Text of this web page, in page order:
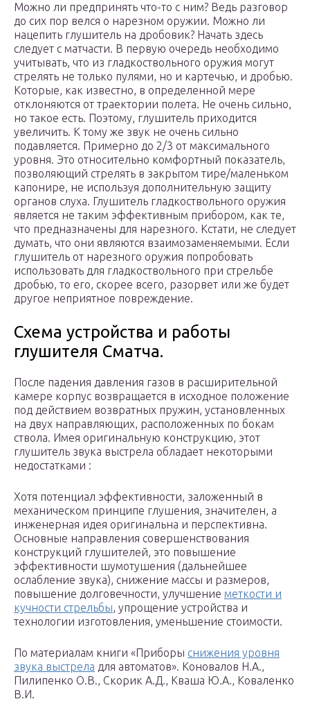
Можно ли предпринять что-то с ним? Ведь разговор
до сих пор велся о нарезном оружии. Можно ли
нацепить глушитель на дробовик? Начать здесь
следует с матчасти. В первую очередь необходимо
учитывать, что из гладкоствольного оружия могут
стрелять не только пулями, но и картечью, и дробью.
Которые, как известно, в определенной мере
отклоняются от траектории полета. Не очень сильно,
но такое есть. Поэтому, глушитель приходится
увеличить. К тому же звук не очень сильно
подавляется. Примерно до 2/3 от максимального
уровня. Это относительно комфортный показатель,
позволяющий стрелять в закрытом тире/маленьком
капонире, не используя дополнительную защиту
органов слуха. Глушитель гладкоствольного оружия
является не таким эффективным прибором, как те,
что предназначены для нарезного. Кстати, не следует
думать, что они являются взаимозаменяемыми. Если
глушитель от нарезного оружия попробовать
использовать для гладкоствольного при стрельбе
дробью, то его, скорее всего, разорвет или же будет
другое неприятное повреждение.
Схема устройства и работы
глушителя Сматча.
После падения давления газов в расширительной
камере корпус возвращается в исходное положение
под действием возвратных пружин, установленных
на двух направляющих, расположенных по бокам
ствола. Имея оригинальную конструкцию, этот
глушитель звука выстрела обладает некоторыми
недостатками :
Хотя потенциал эффективности, заложенный в
механическом принципе глушения, значителен, а
инженерная идея оригинальна и перспективна.
Основные направления совершенствования
конструкций глушителей, это повышение
эффективности шумотушения (дальнейшее
ослабление звука), снижение массы и размеров,
повышение долговечности, улучшение меткости и
кучности стрельбы, упрощение устройства и
технологии изготовления, уменьшение стоимости.
По материалам книги «Приборы снижения уровня
звука выстрела для автоматов». Коновалов Н.А.,
Пилипенко О.В., Скорик А.Д., Кваша Ю.А., Коваленко
В.И.